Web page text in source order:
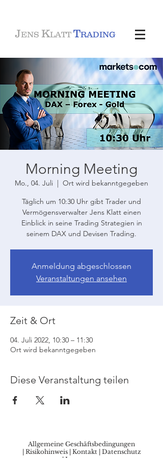
JENS KLATT TRADING
Morning Meeting
Mo., 04. Juli
  |
Ort wird bekanntgegeben
Täglich um 10:30 Uhr gibt Trader und
Vermögensverwalter Jens Klatt einen
Einblick in seine Trading Strategien in
seinem DAX und Devisen Trading.
Anmeldung abgeschlossen
Veranstaltungen ansehen
Zeit & Ort
04. Juli 2022, 10:30 – 11:30
Ort wird bekanntgegeben
Diese Veranstaltung teilen
Allgemeine Geschäftsbedingungen
| Risikohinweis| Kontakt | Datenschutz